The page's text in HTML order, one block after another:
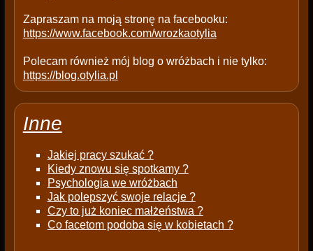
Zapraszam na moją stronę na facebooku:
https://www.facebook.com/wrozkaotylia
Polecam również mój blog o wróżbach i nie tylko:
https://blog.otylia.pl
Inne
Jakiej pracy szukać ?
Kiedy znowu się spotkamy ?
Psychologia we wróżbach
Jak polepszyć swoje relacje ?
Czy to już koniec małżeństwa ?
Co facetom podoba się w kobietach ?